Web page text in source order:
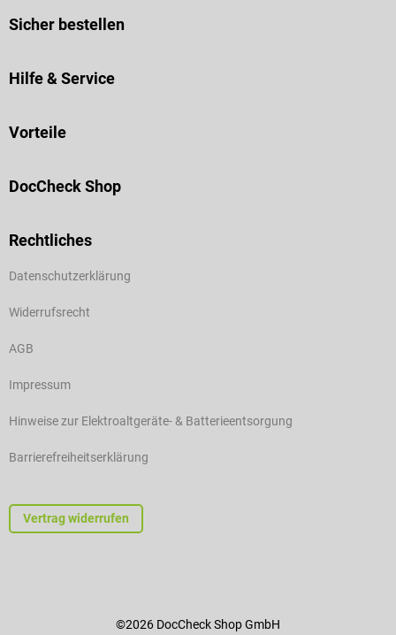
Sicher bestellen
Hilfe & Service
Vorteile
DocCheck Shop
Rechtliches
Datenschutzerklärung
Widerrufsrecht
AGB
Impressum
Hinweise zur Elektroaltgeräte- & Batterieentsorgung
Barrierefreiheitserklärung
Vertrag widerrufen
©2026 DocCheck Shop GmbH